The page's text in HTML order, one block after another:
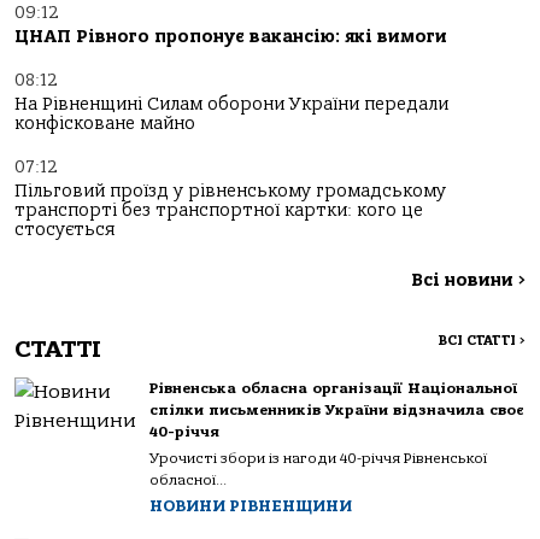
09:12
ЦНАП Рівного пропонує вакансію: які вимоги
08:12
На Рівненщині Силам оборони України передали
конфісковане майно
07:12
Пільговий проїзд у рівненському громадському
транспорті без транспортної картки: кого це
стосується
Всі новини >
СТАТТІ ВСІ СТАТТІ >
Рівненська обласна організації Національної
спілки письменників України відзначила своє
40-річчя
Урочисті збори із нагоди 40-річчя Рівненської
обласної...
НОВИНИ РІВНЕНЩИНИ